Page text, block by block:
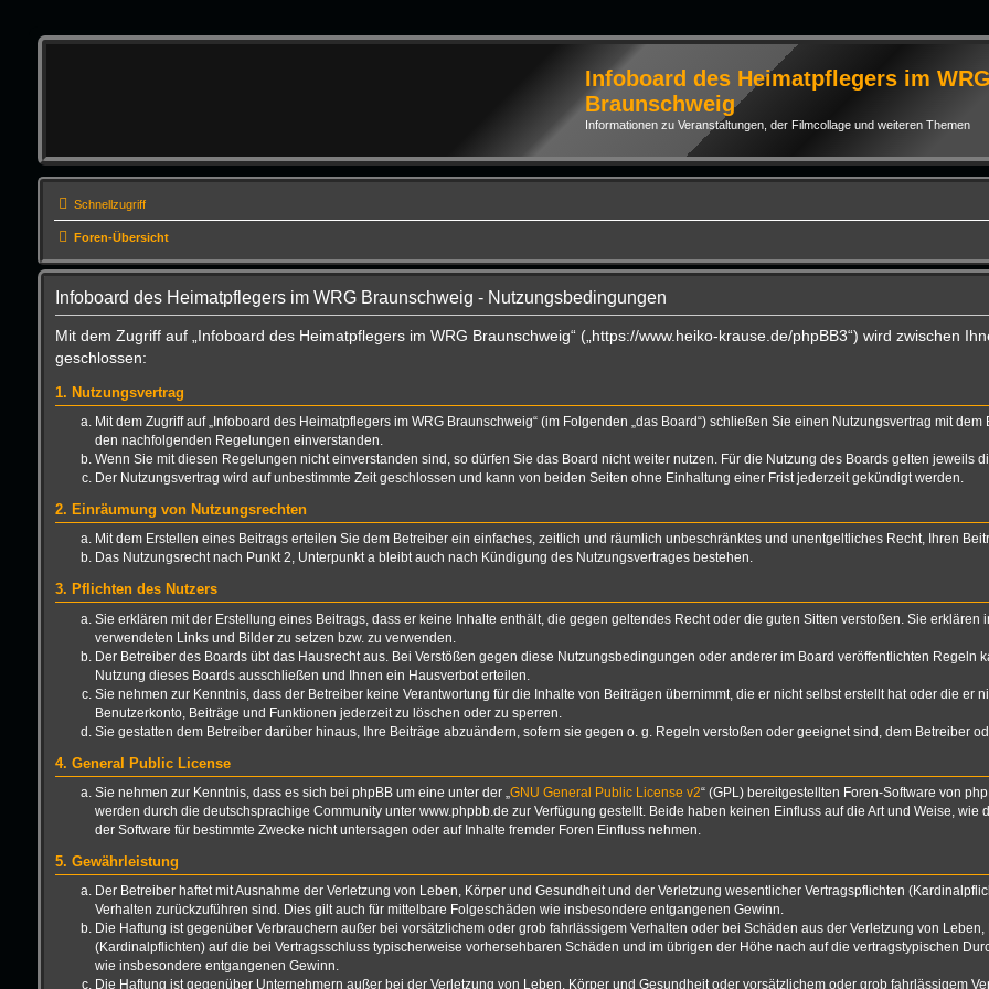
Infoboard des Heimatpflegers im WRG
Braunschweig
Informationen zu Veranstaltungen, der Filmcollage und weiteren Themen
Schnellzugriff
Foren-Übersicht
Infoboard des Heimatpflegers im WRG Braunschweig - Nutzungsbedingungen
Mit dem Zugriff auf „Infoboard des Heimatpflegers im WRG Braunschweig“ („https://www.heiko-krause.de/phpBB3“) wird zwischen
geschlossen:
1. Nutzungsvertrag
Mit dem Zugriff auf „Infoboard des Heimatpflegers im WRG Braunschweig“ (im Folgenden „das Board“) schließen Sie einen Nutzungsvertrag mit
den nachfolgenden Regelungen einverstanden.
Wenn Sie mit diesen Regelungen nicht einverstanden sind, so dürfen Sie das Board nicht weiter nutzen. Für die Nutzung des Boards gelten jeweils
Der Nutzungsvertrag wird auf unbestimmte Zeit geschlossen und kann von beiden Seiten ohne Einhaltung einer Frist jederzeit gekündigt werden.
2. Einräumung von Nutzungsrechten
Mit dem Erstellen eines Beitrags erteilen Sie dem Betreiber ein einfaches, zeitlich und räumlich unbeschränktes und unentgeltliches Recht, Ihren
Das Nutzungsrecht nach Punkt 2, Unterpunkt a bleibt auch nach Kündigung des Nutzungsvertrages bestehen.
3. Pflichten des Nutzers
Sie erklären mit der Erstellung eines Beitrags, dass er keine Inhalte enthält, die gegen geltendes Recht oder die guten Sitten verstoßen. Sie
verwendeten Links und Bilder zu setzen bzw. zu verwenden.
Der Betreiber des Boards übt das Hausrecht aus. Bei Verstößen gegen diese Nutzungsbedingungen oder anderer im Board veröffentlichten
Nutzung dieses Boards ausschließen und Ihnen ein Hausverbot erteilen.
Sie nehmen zur Kenntnis, dass der Betreiber keine Verantwortung für die Inhalte von Beiträgen übernimmt, die er nicht selbst erstellt hat oder die er
Benutzerkonto, Beiträge und Funktionen jederzeit zu löschen oder zu sperren.
Sie gestatten dem Betreiber darüber hinaus, Ihre Beiträge abzuändern, sofern sie gegen o. g. Regeln verstoßen oder geeignet sind, dem Betreiber
4. General Public License
Sie nehmen zur Kenntnis, dass es sich bei phpBB um eine unter der „GNU General Public License v2“ (GPL) bereitgestellten Foren-Software von
werden durch die deutschsprachige Community unter www.phpbb.de zur Verfügung gestellt. Beide haben keinen Einfluss auf die Art und Weise,
der Software für bestimmte Zwecke nicht untersagen oder auf Inhalte fremder Foren Einfluss nehmen.
5. Gewährleistung
Der Betreiber haftet mit Ausnahme der Verletzung von Leben, Körper und Gesundheit und der Verletzung wesentlicher Vertragspflichten
Verhalten zurückzuführen sind. Dies gilt auch für mittelbare Folgeschäden wie insbesondere entgangenen Gewinn.
Die Haftung ist gegenüber Verbrauchern außer bei vorsätzlichem oder grob fahrlässigem Verhalten oder bei Schäden aus der Verletzung von
(Kardinalpflichten) auf die bei Vertragsschluss typischerweise vorhersehbaren Schäden und im übrigen der Höhe nach auf die vertragstypischen
wie insbesondere entgangenen Gewinn.
Die Haftung ist gegenüber Unternehmern außer bei der Verletzung von Leben, Körper und Gesundheit oder vorsätzlichem oder grob fahrlässigem